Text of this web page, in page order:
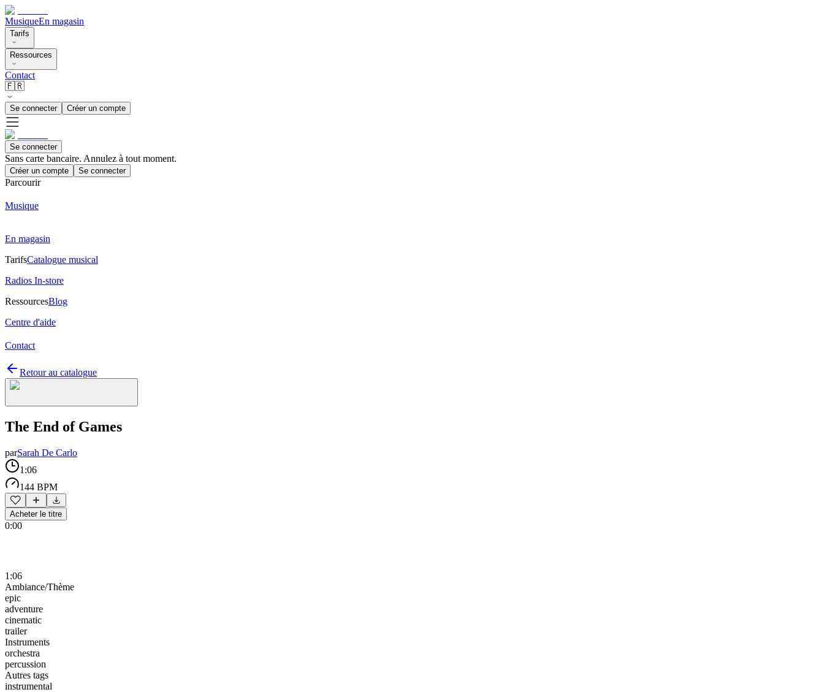
MusiqueEn magasin
Tarifs
Ressources
Contact
🇫🇷
Se connecter Créer un compte
Se connecter
Sans carte bancaire. Annulez à tout moment.
Créer un compte Se connecter
Parcourir
Musique
En magasin
TarifsCatalogue musical
Radios In-store
RessourcesBlog
Centre d'aide
Contact
Retour au catalogue
The End of Games
parSarah De Carlo
1:06
144 BPM
Acheter le titre
0:00
1:06
Ambiance/Thème
epic
adventure
cinematic
trailer
Instruments
orchestra
percussion
Autres tags
instrumental